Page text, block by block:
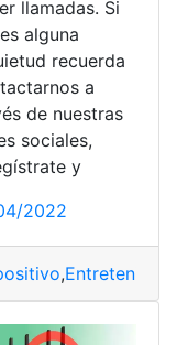
,wiffi
llamadas. Si
alguna
recuerda
a
de nuestras
sociales,
y
2022
,